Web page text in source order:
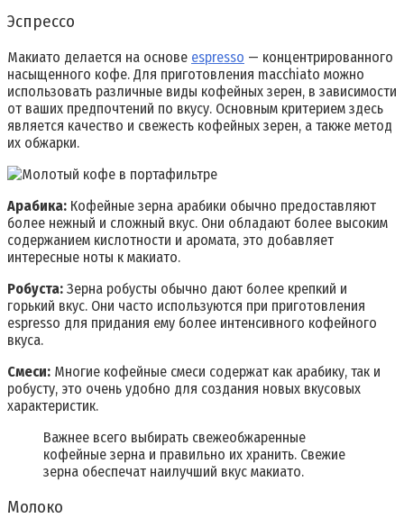
Эспрессо
Макиато делается на основе espresso — концентрированного
насыщенного кофе. Для приготовления macchiato можно
использовать различные виды кофейных зерен, в зависимости
от ваших предпочтений по вкусу. Основным критерием здесь
является качество и свежесть кофейных зерен, а также метод
их обжарки.
Арабика: Кофейные зерна арабики обычно предоставляют
более нежный и сложный вкус. Они обладают более высоким
содержанием кислотности и аромата, это добавляет
интересные ноты к макиато.
Робуста: Зерна робусты обычно дают более крепкий и
горький вкус. Они часто используются при приготовления
espresso для придания ему более интенсивного кофейного
вкуса.
Смеси: Многие кофейные смеси содержат как арабику, так и
робусту, это очень удобно для создания новых вкусовых
характеристик.
Важнее всего выбирать свежеобжаренные
кофейные зерна и правильно их хранить. Свежие
зерна обеспечат наилучший вкус макиато.
Молоко